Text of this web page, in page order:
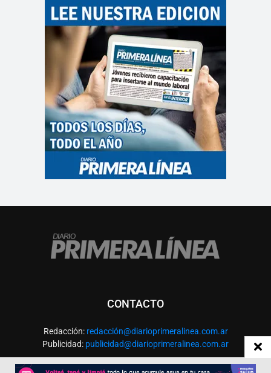
CONTACTO
Redacción: redacción@diarioprimeralinea.com.ar
Publicidad: publicidad@diarioprimeralinea.com.ar
Dirección:Av. San Martín 317 - Resistencia - Chaco - Arg